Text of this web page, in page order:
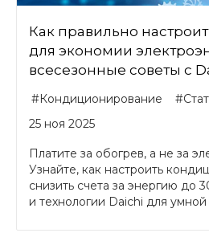
Как правильно
для экономии
всесезонные советы с
#Кондиционирование
25 ноя 2025
Платите за обогрев, а не за
Узнайте, как настроить
снизить счета за энергию до
и технологии Daichi для